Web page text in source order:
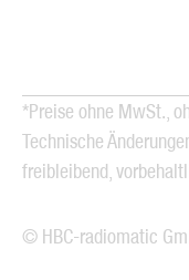
*Preise ohne MwSt.,
Technische
freibleibend,
© HBC-radiomatic